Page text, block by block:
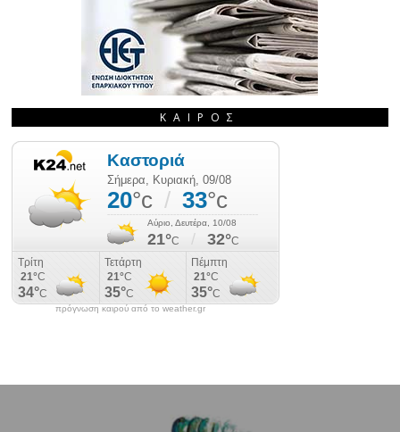
ΚΑΙΡΌΣ
πρόγνωση καιρού από το weather.gr